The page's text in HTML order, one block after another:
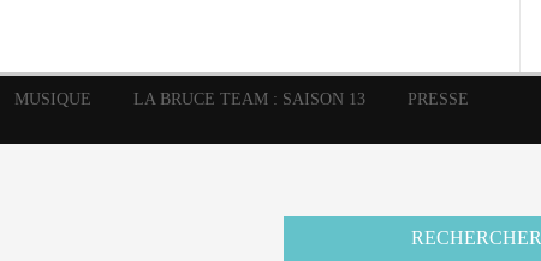
MUSIQUE LA BRUCE TEAM : SAISON 13 PRESSE
RECHERCHER
Mangas Marvel Mattie boy Musique
Panini Présence
Punisher Rock Semic Special Guest Spidey Superman